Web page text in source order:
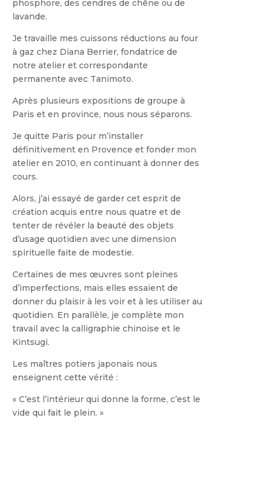
phosphore, des cendres de chêne ou de
lavande.
Je travaille mes cuissons réductions au four
à gaz chez Diana Berrier, fondatrice de
notre atelier et correspondante
permanente avec Tanimoto.
Après plusieurs expositions de groupe à
Paris et en province, nous nous séparons.
Je quitte Paris pour m’installer
définitivement en Provence et fonder mon
atelier en 2010, en continuant à donner des
cours.
Alors, j’ai essayé de garder cet esprit de
création acquis entre nous quatre et de
tenter de révéler la beauté des objets
d’usage quotidien avec une dimension
spirituelle faite de modestie.
Certaines de mes œuvres sont pleines
d’imperfections, mais elles essaient de
donner du plaisir à les voir et à les utiliser au
quotidien. En parallèle, je complète mon
travail avec la calligraphie chinoise et le
Kintsugi.
Les maîtres potiers japonais nous
enseignent cette vérité :
« C’est l’intérieur qui donne la forme, c’est le
vide qui fait le plein. »